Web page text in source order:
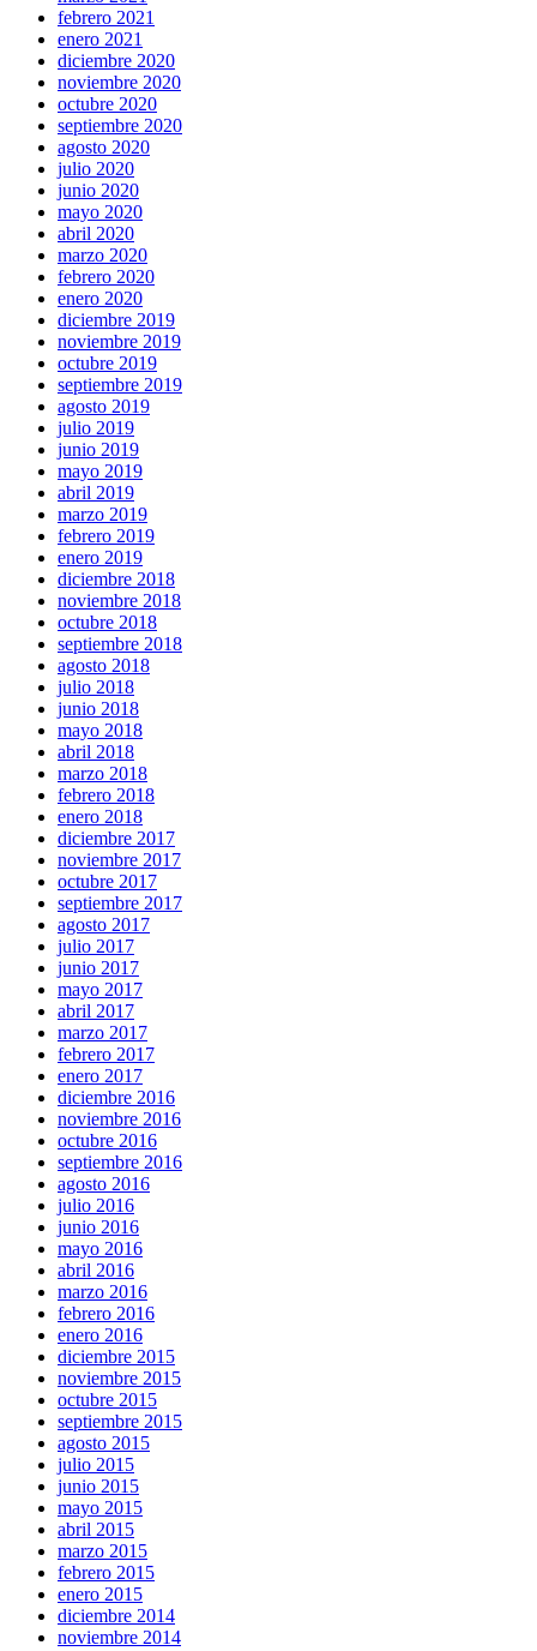
febrero 2021
enero 2021
diciembre 2020
noviembre 2020
octubre 2020
septiembre 2020
agosto 2020
julio 2020
junio 2020
mayo 2020
abril 2020
marzo 2020
febrero 2020
enero 2020
diciembre 2019
noviembre 2019
octubre 2019
septiembre 2019
agosto 2019
julio 2019
junio 2019
mayo 2019
abril 2019
marzo 2019
febrero 2019
enero 2019
diciembre 2018
noviembre 2018
octubre 2018
septiembre 2018
agosto 2018
julio 2018
junio 2018
mayo 2018
abril 2018
marzo 2018
febrero 2018
enero 2018
diciembre 2017
noviembre 2017
octubre 2017
septiembre 2017
agosto 2017
julio 2017
junio 2017
mayo 2017
abril 2017
marzo 2017
febrero 2017
enero 2017
diciembre 2016
noviembre 2016
octubre 2016
septiembre 2016
agosto 2016
julio 2016
junio 2016
mayo 2016
abril 2016
marzo 2016
febrero 2016
enero 2016
diciembre 2015
noviembre 2015
octubre 2015
septiembre 2015
agosto 2015
julio 2015
junio 2015
mayo 2015
abril 2015
marzo 2015
febrero 2015
enero 2015
diciembre 2014
noviembre 2014